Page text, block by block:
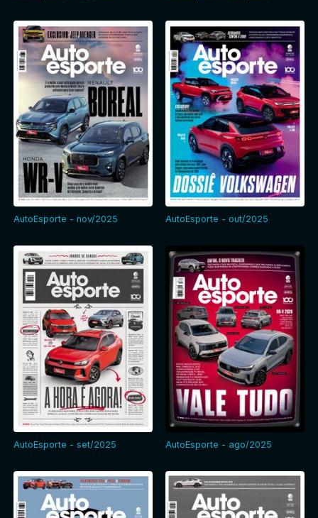
AutoEsporte - nov/2025 AutoEsporte - out/2025
AutoEsporte - set/2025 AutoEsporte - ago/2025